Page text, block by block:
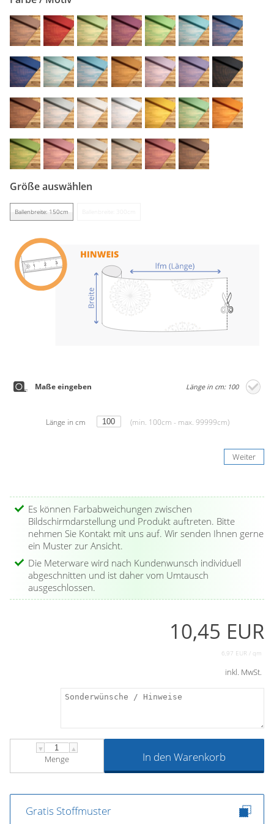
Stoffe
Panneaux
Größe auswählen
Ballenbreite: 150cm
Maße eingeben Länge in cm: 100
Länge in cm (min. 100cm - max. 99999cm)
Weiter
Es können Farbabweichungen zwischen
Bildschirmdarstellung und Produkt auftreten. Bitte
nehmen Sie Kontakt mit uns auf. Wir senden Ihnen gerne
ein Muster zur Ansicht.
Die Meterware wird nach Kundenwunsch individuell
abgeschnitten und ist daher vom Umtausch
ausgeschlossen.
10,45 EUR
6,97 EUR / qm
inkl. MwSt.
▼ ▲
Menge In den Warenkorb
Gratis Stoffmuster